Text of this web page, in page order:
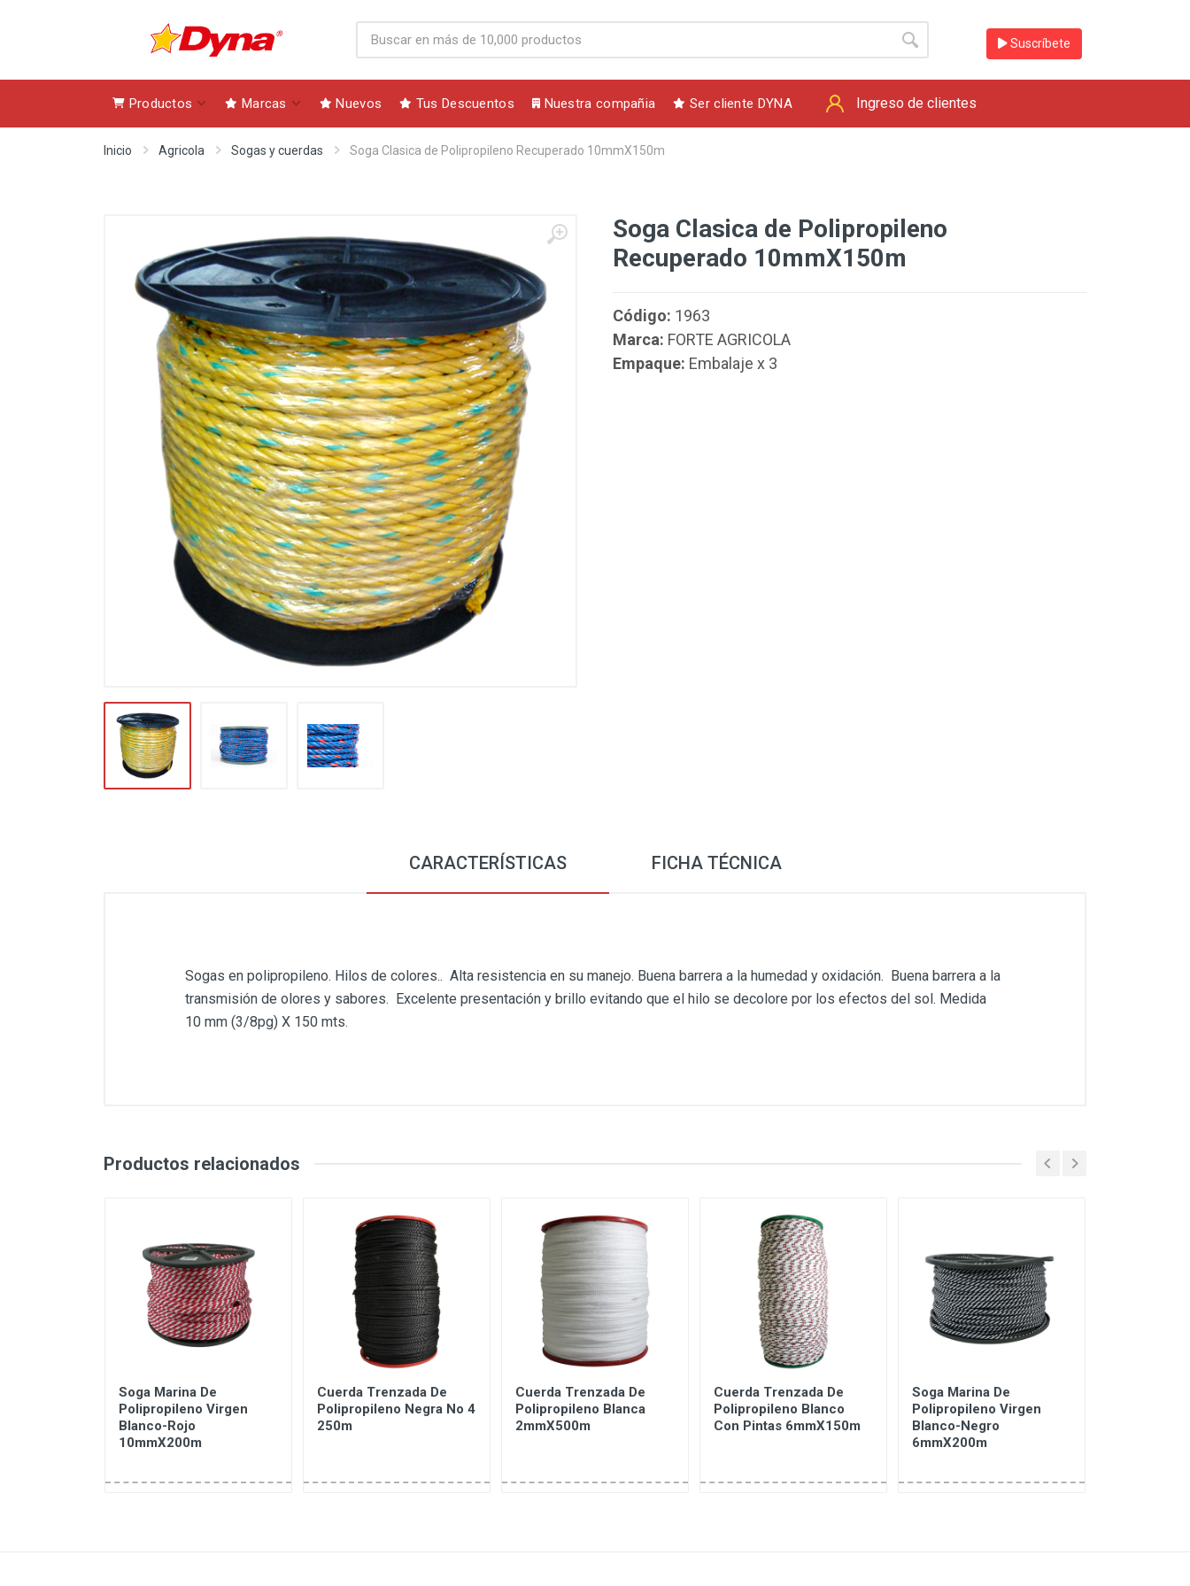
Suscríbete
Productos Marcas Nuevos Tus Descuentos Nuestra compañia Ser cliente DYNA Ingreso de clientes
Inicio Agricola Sogas y cuerdas Soga Clasica de Polipropileno Recuperado 10mmX150m
Soga Clasica de Polipropileno
Recuperado 10mmX150m
Código: 1963
Marca: FORTE AGRICOLA
Empaque: Embalaje x 3
CARACTERÍSTICAS FICHA TÉCNICA
Sogas en polipropileno. Hilos de colores.. Alta resistencia en su manejo. Buena barrera a la humedad y oxidación. Buena barrera a la
transmisión de olores y sabores. Excelente presentación y brillo evitando que el hilo se decolore por los efectos del sol. Medida
10 mm (3/8pg) X 150 mts.
Productos relacionados
Soga Marina De
Polipropileno Virgen
Blanco-Rojo
10mmX200m
Cuerda Trenzada De
Polipropileno Negra No 4
250m
Cuerda Trenzada De
Polipropileno Blanca
2mmX500m
Cuerda Trenzada De
Polipropileno Blanco
Con Pintas 6mmX150m
Soga Marina De
Polipropileno Virgen
Blanco-Negro
6mmX200m